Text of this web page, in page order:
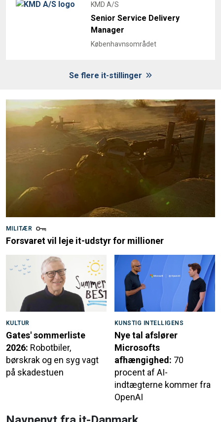
KMD A/S
Senior Service Delivery
Manager
Københavnsområdet
Se flere it-stillinger
MILITÆR
Forsvaret vil leje it-udstyr for millioner
KULTUR
Gates' sommerliste
2026: Robotbiler,
børskrak og en syg vagt
på skadestuen
KUNSTIG INTELLIGENS
Nye tal afslører
Microsofts
afhængighed: 70
procent af AI-
indtægterne kommer fra
OpenAI